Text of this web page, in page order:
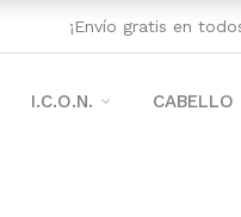
¡Envío gratis en
I.C.O.N. CABELLO